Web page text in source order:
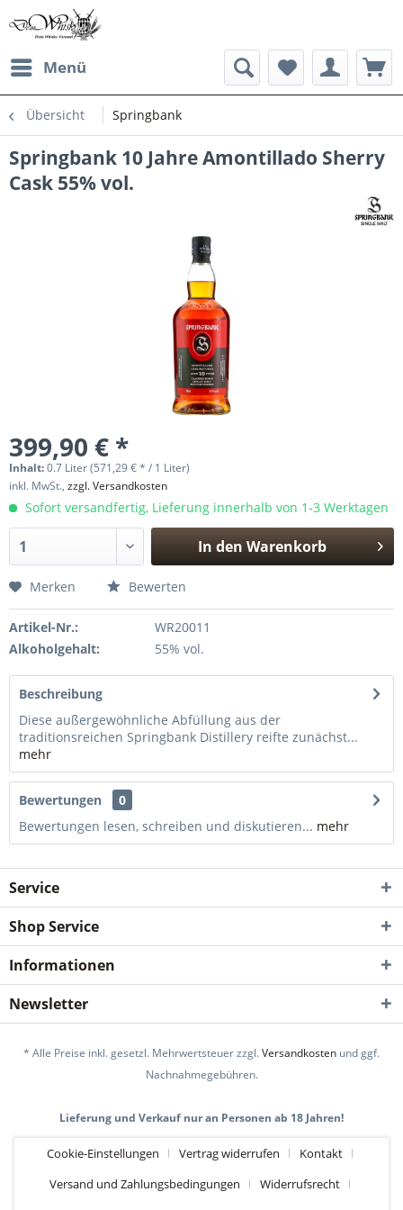
Menü
Übersicht Springbank
Springbank 10 Jahre Amontillado Sherry
Cask 55% vol.
399,90 € *
Inhalt:0.7 Liter (571,29 € * / 1 Liter)
inkl. MwSt., zzgl. Versandkosten
Sofort versandfertig, Lieferung innerhalb von 1-3 Werktagen
In den Warenkorb
Merken Bewerten
Artikel-Nr.:
WR20011
Alkoholgehalt:
55% vol.
Beschreibung
Diese außergewöhnliche Abfüllung aus der
traditionsreichen Springbank Distillery reifte zunächst...
mehr
Bewertungen
0
Bewertungen lesen, schreiben und diskutieren... mehr
Service
Shop Service
Informationen
Newsletter
* Alle Preise inkl. gesetzl. Mehrwertsteuer zzgl.Versandkosten und ggf.
Nachnahmegebühren.
Lieferung und Verkauf nur an Personen ab 18 Jahren!
Cookie-Einstellungen Vertrag widerrufen
Kontakt
Versand und Zahlungsbedingungen
Widerrufsrecht